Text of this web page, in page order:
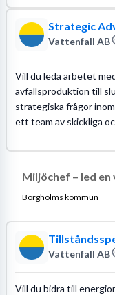
Strategic
Vattenfall AB
Vill du leda arbetet
avfallsproduktion till
strategiska frågor
ett team av skickliga
Miljöchef – led
Borgholms kommun
Vattenfall AB
Vill du bidra till